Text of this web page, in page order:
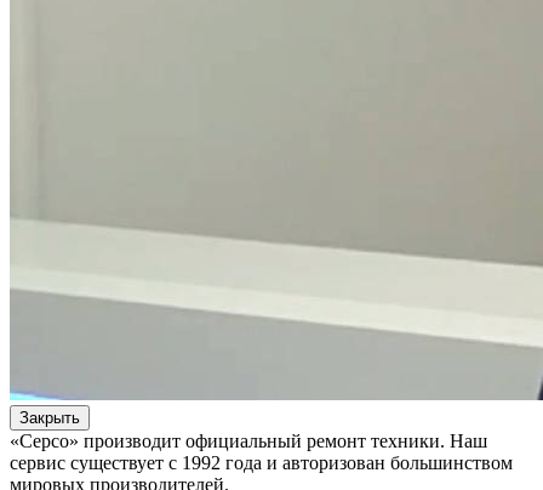
Закрыть
«Серсо» производит официальный ремонт техники. Наш
сервис существует с 1992 года и авторизован большинством
мировых производителей.